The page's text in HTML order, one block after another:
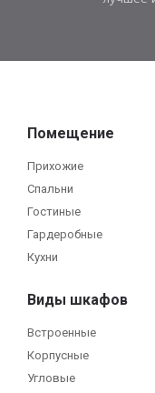
Помещение
Прихожие
Спальни
Гостиные
Гардеробные
Кухни
Виды шкафов
Встроенные
Корпусные
Угловые